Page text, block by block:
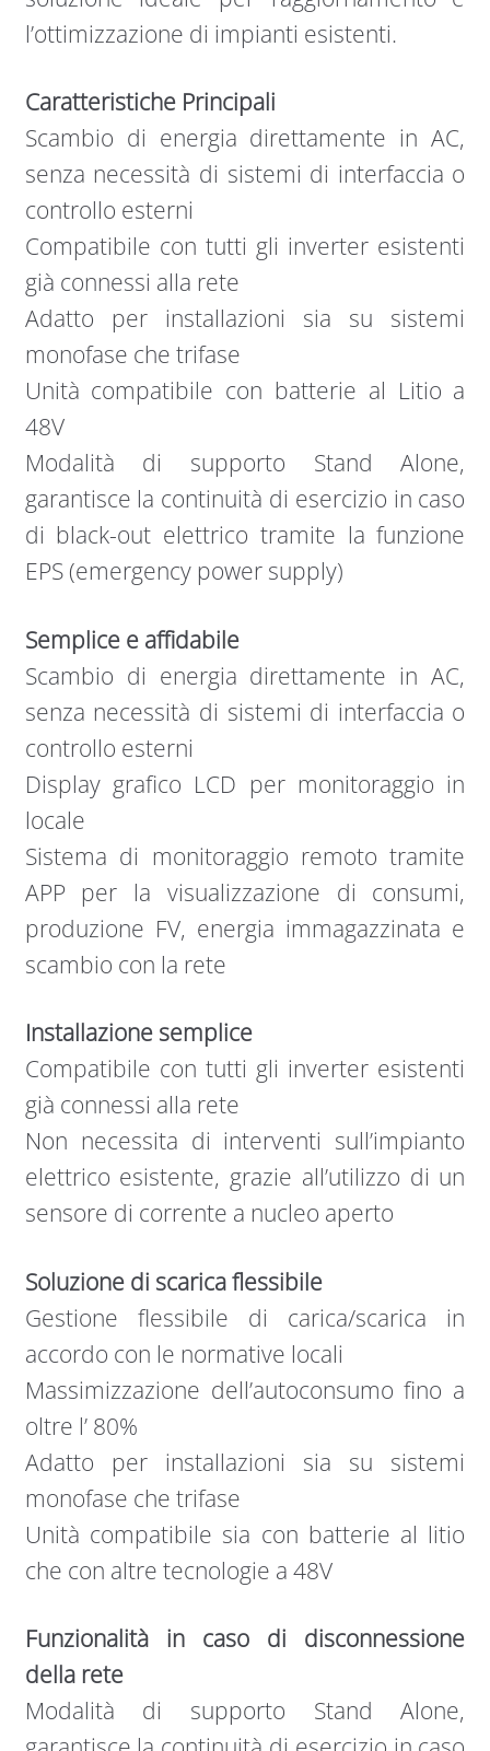
l’ottimizzazione di impianti esistenti.
Caratteristiche Principali
Scambio di energia direttamente in AC,
senza necessità di sistemi di interfaccia o
controllo esterni
Compatibile con tutti gli inverter esistenti
già connessi alla rete
Adatto per installazioni sia su sistemi
monofase che trifase
Unità compatibile con batterie al Litio a
48V
Modalità di supporto Stand Alone,
garantisce la continuità di esercizio in caso
di black-out elettrico tramite la funzione
EPS (emergency power supply)
Semplice e affidabile
Scambio di energia direttamente in AC,
senza necessità di sistemi di interfaccia o
controllo esterni
Display grafico LCD per monitoraggio in
locale
Sistema di monitoraggio remoto tramite
APP per la visualizzazione di consumi,
produzione FV, energia immagazzinata e
scambio con la rete
Installazione semplice
Compatibile con tutti gli inverter esistenti
già connessi alla rete
Non necessita di interventi sull’impianto
elettrico esistente, grazie all’utilizzo di un
sensore di corrente a nucleo aperto
Soluzione di scarica flessibile
Gestione flessibile di carica/scarica in
accordo con le normative locali
Massimizzazione dell’autoconsumo fino a
oltre l’ 80%
Adatto per installazioni sia su sistemi
monofase che trifase
Unità compatibile sia con batterie al litio
che con altre tecnologie a 48V
Funzionalità in caso di disconnessione
della rete
Modalità di supporto Stand Alone,